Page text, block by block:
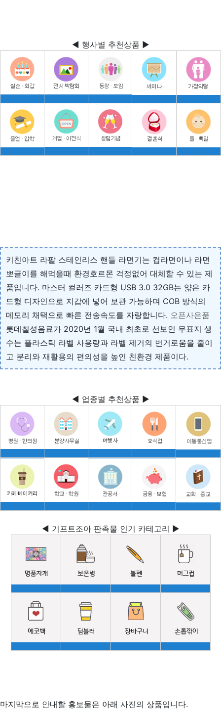
◀ 행사별 추천상품 ▶
키친아트 라팔 스테인리스 핸들 라면기는 컵라면이나 라면
뽀글이를 해먹을때 환경호르몬 걱정없어 대체할 수 있는 제
품입니다. 마스터 컬러즈 카드형 USB 3.0 32GB는 얇은 카
드형 디자인으로 지갑에 넣어 보관 가능하며 COB 방식의
메모리 채택으로 빠른 전송속도를 자랑합니다. 오픈사은품
롯데칠성음료가 2020년 1월 국내 최초로 선보인 무표지 생
수는 플라스틱 라벨 사용량과 라벨 제거의 번거로움을 줄이
고 분리와 재활용의 편의성을 높인 친환경 제품이다.
◀ 업종별 추천상품 ▶
◀ 기프트조아 판촉물 인기 카테고리 ▶
마지막으로 안내할 홍보물은 아래 사진의 상품입니다.